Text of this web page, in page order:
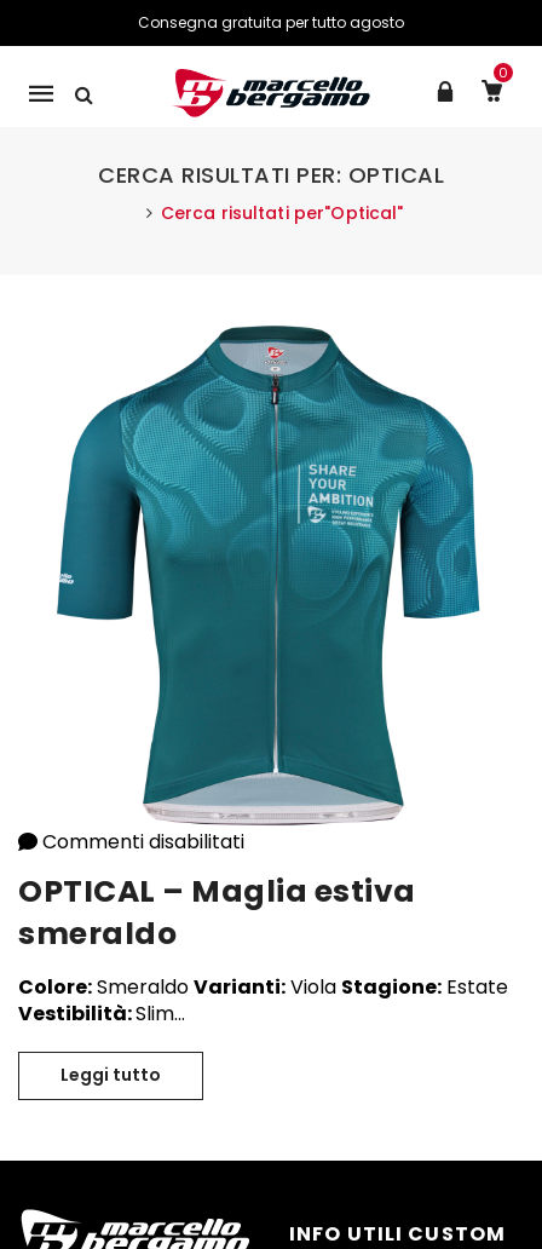
Consegna gratuita per tutto agosto
Mobile
0
CERCA RISULTATI PER: OPTICAL
Cerca risultati per"Optical"
Commenti disabilitati
OPTICAL – Maglia estiva
smeraldo
Colore:SmeraldoVarianti:Viola Stagione: Estate
Vestibilità:Slim...
Leggi tutto
INFO UTILI CUSTOM